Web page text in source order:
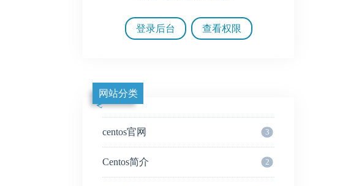
登录后台 查看权限
网站分类
centos官网 3
Centos简介 2